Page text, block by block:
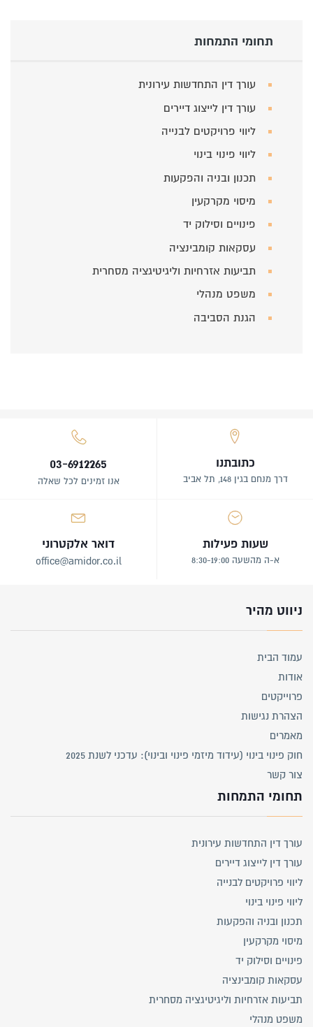
תחומי התמחות
עורך דין התחדשות עירונית
עורך דין לייצוג דיירים
ליווי פרויקטים לבנייה
ליווי פינוי בינוי
תכנון ובניה והפקעות
מיסוי מקרקעין
פינויים וסילוק יד
עסקאות קומבינציה
תביעות אזרחיות וליגיטיגציה מסחרית
משפט מנהלי
הגנת הסביבה
כתובתנו
דרך מנחם בגין 148, תל אביב
03-6912265
אנו זמינים לכל שאלה
שעות פעילות
א-ה מהשעה 8:30-19:00
דואר אלקטרוני
office@amidor.co.il
ניווט מהיר
עמוד הבית
אודות
פרוייקטים
הצהרת נגישות
מאמרים
חוק פינוי בינוי (עידוד מיזמי פינוי ובינוי): עדכני לשנת 2025
צור קשר
תחומי התמחות
עורך דין התחדשות עירונית
עורך דין לייצוג דיירים
ליווי פרויקטים לבנייה
ליווי פינוי בינוי
תכנון ובניה והפקעות
מיסוי מקרקעין
פינויים וסילוק יד
עסקאות קומבינציה
תביעות אזרחיות וליגיטיגציה מסחרית
משפט מנהלי